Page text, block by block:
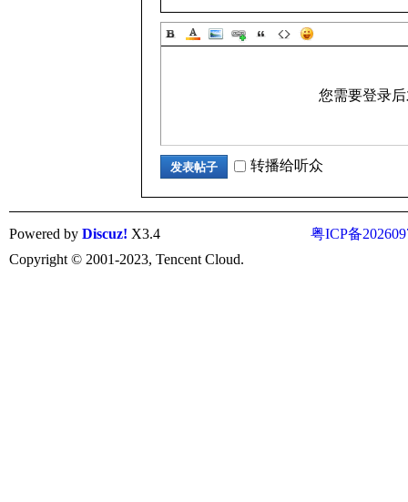
您需要登录
发表帖子 转播给听众
粤ICP备
Powered by Discuz! X3.4
Copyright © 2001-2023, Tencent Cloud.